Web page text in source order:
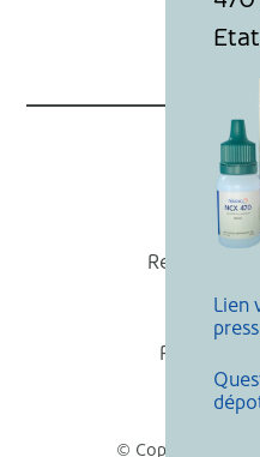
Nicox
Recevoir
Politique
© Copyright
Lien